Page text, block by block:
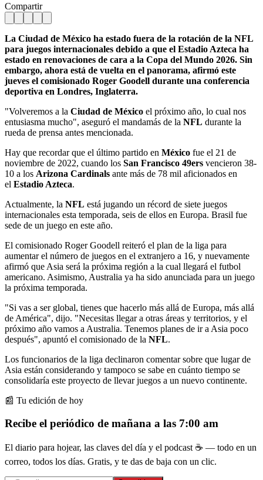
Compartir
La Ciudad de México ha estado fuera de la rotación de la NFL
para juegos internacionales debido a que el Estadio Azteca ha
estado en renovaciones de cara a la Copa del Mundo 2026. Sin
embargo, ahora está de vuelta en el panorama, afirmó este
jueves el comisionado Roger Goodell durante una conferencia
deportiva en Londres, Inglaterra.
"Volveremos a la Ciudad de México el próximo año, lo cual nos
entusiasma mucho", aseguró el mandamás de la NFL durante la
rueda de prensa antes mencionada.
Hay que recordar que el último partido en México fue el 21 de
noviembre de 2022, cuando los San Francisco 49ers vencieron 38-
10 a los Arizona Cardinals ante más de 78 mil aficionados en
el Estadio Azteca.
Actualmente, la NFL está jugando un récord de siete juegos
internacionales esta temporada, seis de ellos en Europa. Brasil fue
sede de un juego en este año.
El comisionado Roger Goodell reiteró el plan de la liga para
aumentar el número de juegos en el extranjero a 16, y nuevamente
afirmó que Asia será la próxima región a la cual llegará el futbol
americano. Asimismo, Australia ya ha sido anunciada para un juego
la próxima temporada.
"Si vas a ser global, tienes que hacerlo más allá de Europa, más allá
de América", dijo. "Necesitas llegar a otras áreas y territorios, y el
próximo año vamos a Australia. Tenemos planes de ir a Asia poco
después", apuntó el comisionado de la NFL.
Los funcionarios de la liga declinaron comentar sobre que lugar de
Asia están considerando y tampoco se sabe en cuánto tiempo se
consolidaría este proyecto de llevar juegos a un nuevo continente.
📰 Tu edición de hoy
Recibe el periódico de mañana a las 7:00 am
El diario para hojear, las claves del día y el podcast ☕ — todo en un
correo, todos los días. Gratis, y te das de baja con un clic.